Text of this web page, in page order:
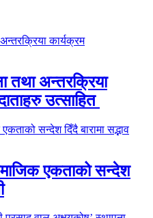
तथा अन्तरक्रिया
उत्साहित
एकताको सन्देश